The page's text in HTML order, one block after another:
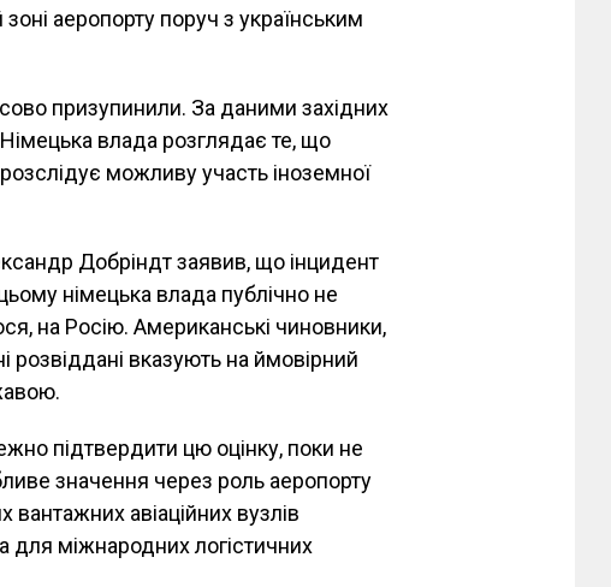
аеропорту поруч з українським
призупинили. За даними західних
влада розглядає те, що
можливу участь іноземної
Добріндт заявив, що інцидент
німецька влада публічно не
на Росію. Американські чиновники,
вказують на ймовірний
підтвердити цю оцінку, поки не
значення через роль аеропорту
авіаційних вузлів
для міжнародних логістичних